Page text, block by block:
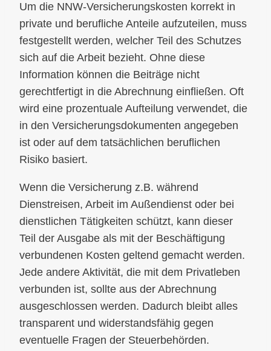
Um die NNW-Versicherungskosten korrekt in
private und berufliche Anteile aufzuteilen, muss
festgestellt werden, welcher Teil des Schutzes
sich auf die Arbeit bezieht. Ohne diese
Information können die Beiträge nicht
gerechtfertigt in die Abrechnung einfließen. Oft
wird eine prozentuale Aufteilung verwendet, die
in den Versicherungsdokumenten angegeben
ist oder auf dem tatsächlichen beruflichen
Risiko basiert.
Wenn die Versicherung z.B. während
Dienstreisen, Arbeit im Außendienst oder bei
dienstlichen Tätigkeiten schützt, kann dieser
Teil der Ausgabe als mit der Beschäftigung
verbundenen Kosten geltend gemacht werden.
Jede andere Aktivität, die mit dem Privatleben
verbunden ist, sollte aus der Abrechnung
ausgeschlossen werden. Dadurch bleibt alles
transparent und widerstandsfähig gegen
eventuelle Fragen der Steuerbehörden.